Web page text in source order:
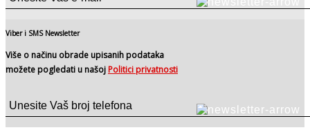
Viber i SMS Newsletter
Više o načinu obrade upisanih podataka
možete pogledati u našoj Politici privatnosti